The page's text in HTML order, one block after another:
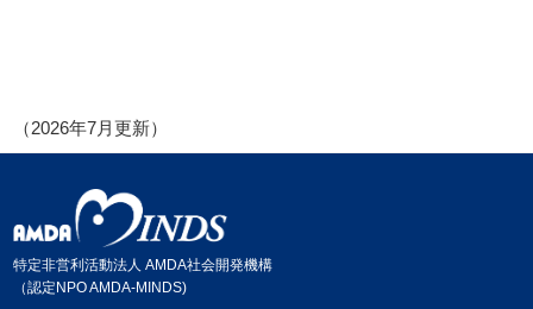
（2026年7月更新）
特定非営利活動法人 AMDA社会開発機構
（認定NPO AMDA-MINDS)